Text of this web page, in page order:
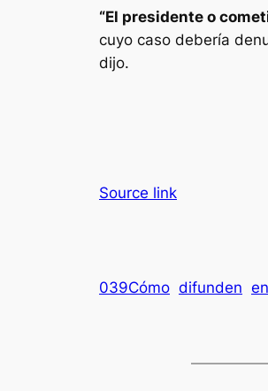
“El presidente o
cuyo caso debería
dijo.
Source link
039Cómo difunden